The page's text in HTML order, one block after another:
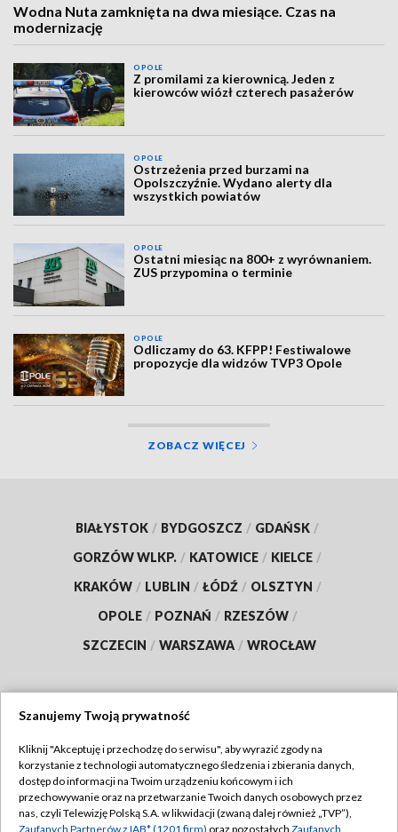
Wodna Nuta zamknięta na dwa miesiące. Czas na
modernizację
OPOLE
Z promilami za kierownicą. Jeden z
kierowców wiózł czterech pasażerów
OPOLE
Ostrzeżenia przed burzami na
Opolszczyźnie. Wydano alerty dla
wszystkich powiatów
OPOLE
Ostatni miesiąc na 800+ z wyrównaniem.
ZUS przypomina o terminie
OPOLE
Odliczamy do 63. KFPP! Festiwalowe
propozycje dla widzów TVP3 Opole
ZOBACZ WIĘCEJ
BIAŁYSTOK / BYDGOSZCZ / GDAŃSK /
GORZÓW WLKP. / KATOWICE / KIELCE /
KRAKÓW / LUBLIN / ŁÓDŹ / OLSZTYN /
OPOLE / POZNAŃ / RZESZÓW /
SZCZECIN / WARSZAWA / WROCŁAW
TVP
Abonament TVP
Emisja w TVP
Regulamin TVP
Szanujemy Twoją prywatność
Kliknij "Akceptuję i przechodzę do serwisu", aby wyrazić zgody na
korzystanie z technologii automatycznego śledzenia i zbierania danych,
dostęp do informacji na Twoim urządzeniu końcowym i ich
przechowywanie oraz na przetwarzanie Twoich danych osobowych przez
nas, czyli Telewizję Polską S.A. w likwidacji (zwaną dalej również „TVP”),
Zaufanych Partnerów z IAB* (1201 firm) oraz pozostałych Zaufanych